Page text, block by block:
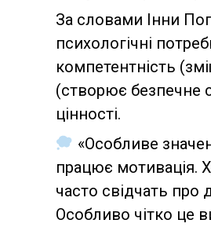
За словами Інни
психологічні
компетентність
(створює безпечне
цінності.
«Особливе
працює мотивація.
часто свідчать про
Особливо чітко це